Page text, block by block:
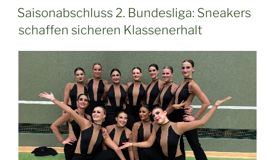
AM
Saisonabschluss 2. Bundesliga: Sneakers
schaffen sicheren Klassenerhalt